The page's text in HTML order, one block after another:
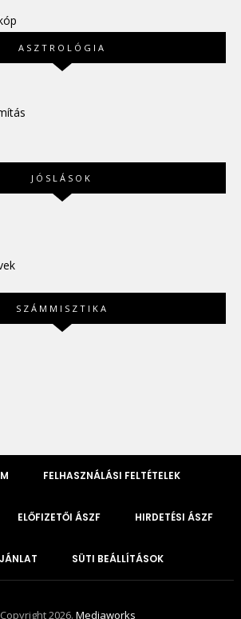
ASZTROLÓGIA
JÓSLÁSOK
SZÁMMISZTIKA
FELHASZNÁLÁSI FELTÉTELEK
ELŐFIZETŐI ÁSZF HIRDETÉSI ÁSZF
SÜTI BEÁLLÍTÁSOK
2026.Mediaworks